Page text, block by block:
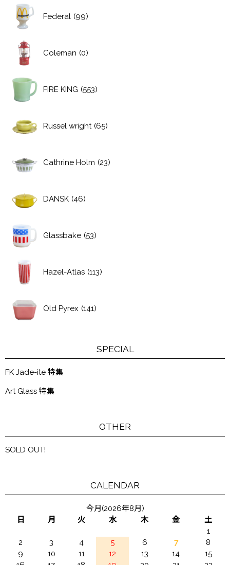
Federal (99)
Coleman (0)
FIRE KING (553)
Russel wright (65)
Cathrine Holm (23)
DANSK (46)
Glassbake (53)
Hazel-Atlas (113)
Old Pyrex (141)
SPECIAL
FK Jade-ite 特集
Art Glass 特集
OTHER
SOLD OUT!
CALENDAR
今月(2026年8月)
日
月 火 水 木 金
土
1
2
3 4 5 6 7
8
9
10 11 12 13 14
15